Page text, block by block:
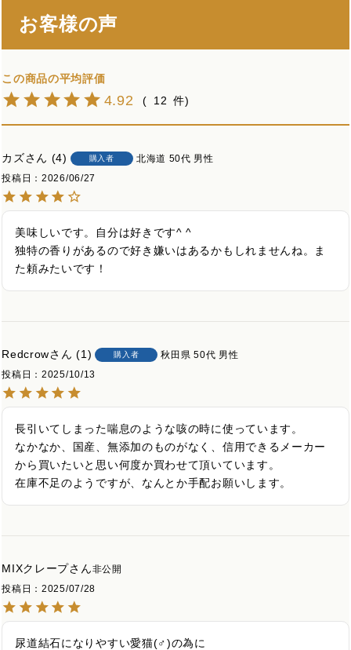
お客様の声
4.92 12
カズ 4 購入者 北海道 50代 男性
投稿日
2026/06/27
美味しいです。自分は好きです^ ^
独特の香りがあるので好き嫌いはあるかもしれませんね。ま
た頼みたいです！
Redcrow 1 購入者 秋田県 50代 男性
投稿日
2025/10/13
長引いてしまった喘息のような咳の時に使っています。
なかなか、国産、無添加のものがなく、信用できるメーカー
から買いたいと思い何度か買わせて頂いています。
在庫不足のようですが、なんとか手配お願いします。
MIXクレープ
非公開
投稿日
2025/07/28
尿道結石になりやすい愛猫(♂)の為に